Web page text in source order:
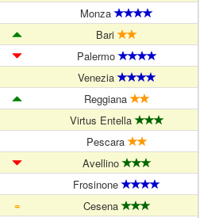
Monza
Bari
Palermo
Venezia
Reggiana
Virtus Entella
Pescara
Avellino
Frosinone
=
Cesena